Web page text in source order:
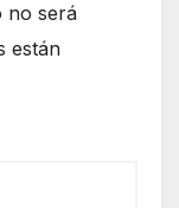
no será
están